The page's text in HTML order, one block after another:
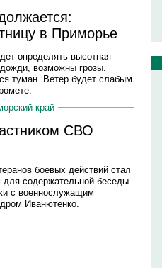
в Приморье
определять высотная
возможны грозы.
туман. Ветер будет слабым
край
СВО
боевых действий стал
для содержательной беседы
с военнослужащим
Иванютенко.